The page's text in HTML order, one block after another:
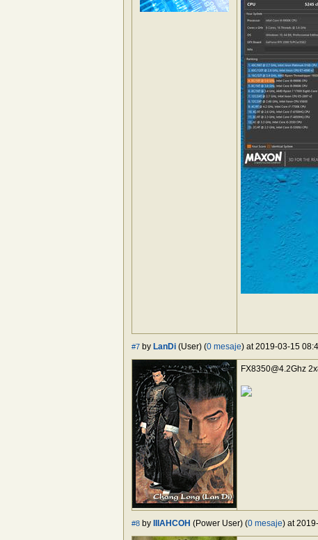
#7 by LanDi (User) (0 mesaje) at 2019-03-15
FX8350@4.2Ghz
#8 by IIIAHCOH (Power User) (0 mesaje) at